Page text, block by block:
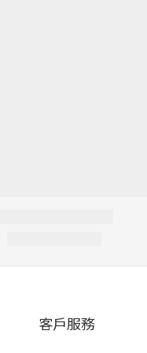
客戶服務